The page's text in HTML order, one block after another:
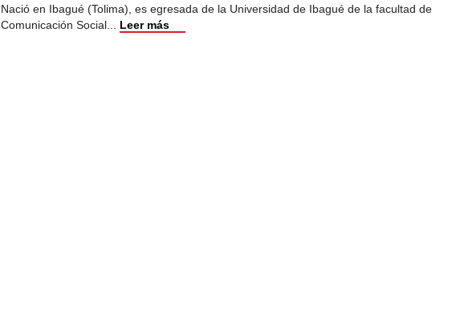
Nació en Ibagué (Tolima), es egresada de la Universidad de Ibagué de la facultad de
Comunicación Social... Leer más